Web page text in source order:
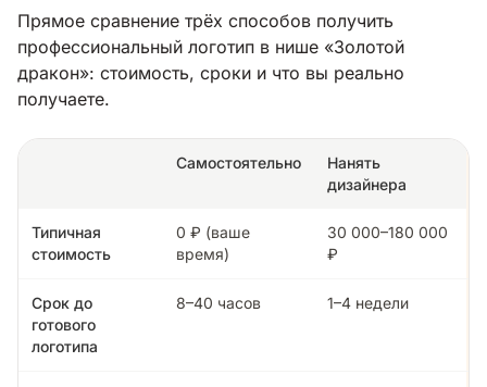
Прямое сравнение трёх способов получить
профессиональный логотип в нише «Золотой
дракон»: стоимость, сроки и что вы реально
получаете.
Самостоятельно
Нанять
дизайнера
Типичная
стоимость
0 ₽ (ваше
время)
30 000–180 000
₽
Срок до
готового
логотипа
8–40 часов 1–4 недели